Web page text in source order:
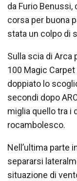
da Furio
corsa per buona
stata un colpo di
Sulla scia di Arca
100 Magic
doppiato lo
secondi dopo
miglia quello tra i
rocambolesco.
Nell’ultima parte
separarsi
situazione di